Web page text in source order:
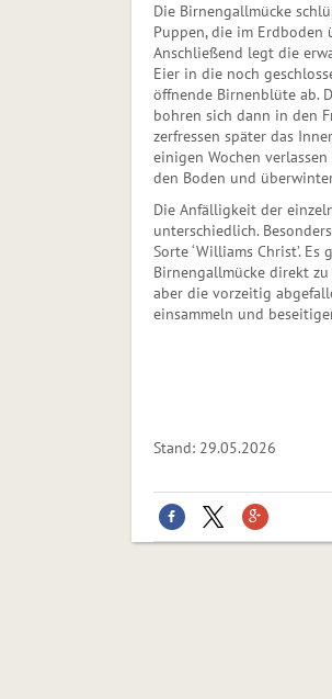
Die Birnengallmücke
Puppen, die im Erdboden
Anschließend legt die
Eier in die noch
öffnende Birnenblüte ab.
bohren sich dann in den
zerfressen später das
einigen Wochen
den Boden und
Die Anfälligkeit der
unterschiedlich.
Sorte ‘Williams Christ’.
Birnengallmücke direkt
aber die vorzeitig
einsammeln und
Stand: 29.05.2026